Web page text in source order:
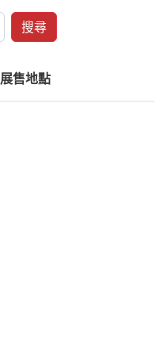
搜尋
展售地點